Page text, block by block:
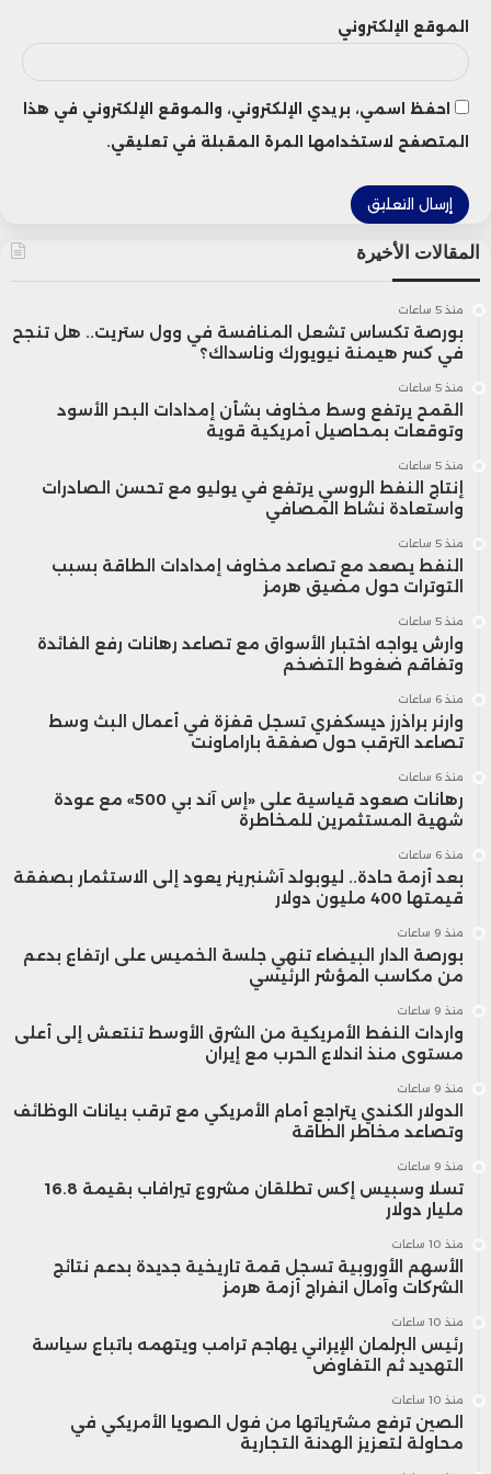
رغم تراجع مبيعات PS5 مقارنةً بنظيره PS4
خلال نفس الفترة الزمنية من عمر الجهاز، إلا أن
بشكل واضح، ما حققته جميع أجيال
البلايستيشن السابقة مجتمعة.
ويُعزى ذلك إلى الارتفاع الملحوظ في أسعار
جانب تكرار رفع أسعار الألعاب والمحتوى
الإضافي.
هذه السياسة التسعيرية تضع سوني أمام
تحديات كبيرة، فبين مبررات السوق والربحية،
تقف قاعدة اللاعبين في موقف صدامي قد
يُعيد رسم خريطة الولاء للمنصات الرقمية
مستقبلاً.
الموقع الإلكتروني
احفظ اسمي، بريدي الإلكتروني، والموقع الإلكتروني في هذا
المتصفح لاستخدامها المرة المقبلة في تعليقي.
المقالات الأخيرة
منذ 5 ساعات
بورصة تكساس تشعل المنافسة في وول ستريت.. هل تنجح
في كسر هيمنة نيويورك وناسداك؟
منذ 5 ساعات
القمح يرتفع وسط مخاوف بشأن إمدادات البحر الأسود
وتوقعات بمحاصيل أمريكية قوية
منذ 5 ساعات
إنتاج النفط الروسي يرتفع في يوليو مع تحسن الصادرات
واستعادة نشاط المصافي
منذ 5 ساعات
النفط يصعد مع تصاعد مخاوف إمدادات الطاقة بسبب
التوترات حول مضيق هرمز
منذ 5 ساعات
وارش يواجه اختبار الأسواق مع تصاعد رهانات رفع الفائدة
وتفاقم ضغوط التضخم
منذ 6 ساعات
وارنر براذرز ديسكفري تسجل قفزة في أعمال البث وسط
تصاعد الترقب حول صفقة باراماونت
منذ 6 ساعات
رهانات صعود قياسية على «إس آند بي 500» مع عودة
شهية المستثمرين للمخاطرة
منذ 6 ساعات
بعد أزمة حادة.. ليوبولد آشنبرينر يعود إلى الاستثمار بصفقة
قيمتها 400 مليون دولار
منذ 9 ساعات
بورصة الدار البيضاء تنهي جلسة الخميس على ارتفاع بدعم
من مكاسب المؤشر الرئيسي
منذ 9 ساعات
واردات النفط الأمريكية من الشرق الأوسط تنتعش إلى أعلى
مستوى منذ اندلاع الحرب مع إيران
منذ 9 ساعات
الدولار الكندي يتراجع أمام الأمريكي مع ترقب بيانات الوظائف
وتصاعد مخاطر الطاقة
منذ 9 ساعات
تسلا وسبيس إكس تطلقان مشروع تيرافاب بقيمة 16.8
مليار دولار
منذ 10 ساعات
الأسهم الأوروبية تسجل قمة تاريخية جديدة بدعم نتائج
الشركات وآمال انفراج أزمة هرمز
منذ 10 ساعات
رئيس البرلمان الإيراني يهاجم ترامب ويتهمه باتباع سياسة
التهديد ثم التفاوض
منذ 10 ساعات
الصين ترفع مشترياتها من فول الصويا الأمريكي في
محاولة لتعزيز الهدنة التجارية